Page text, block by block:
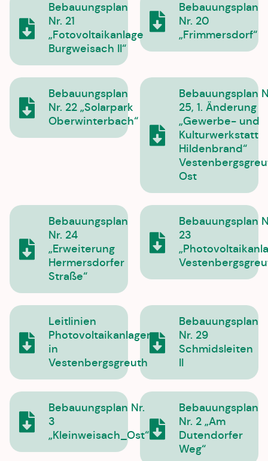
Bebauungsplan
Nr. 21
„Fotovoltaikanlage
Burgweisach II“
Bebauungsplan
Nr. 20
„Frimmersdorf“
Bebauungsplan
Nr. 22 „Solarpark
Oberwinterbach“
Bebauungsplan
25, 1. Änderung
„Gewerbe- und
Kulturwerkstatt
Hildenbrand“
Ost
Bebauungsplan
Nr. 24
„Erweiterung
Hermersdorfer
Straße“
Bebauungsplan
23
Leitlinien
Photovoltaikanlagen
in
Vestenbergsgreuth
Bebauungsplan
Nr. 29
Schmidsleiten
II
Bebauungsplan Nr.
3
„Kleinweisach_Ost“
Bebauungsplan
Nr. 2 „Am
Dutendorfer
Weg“